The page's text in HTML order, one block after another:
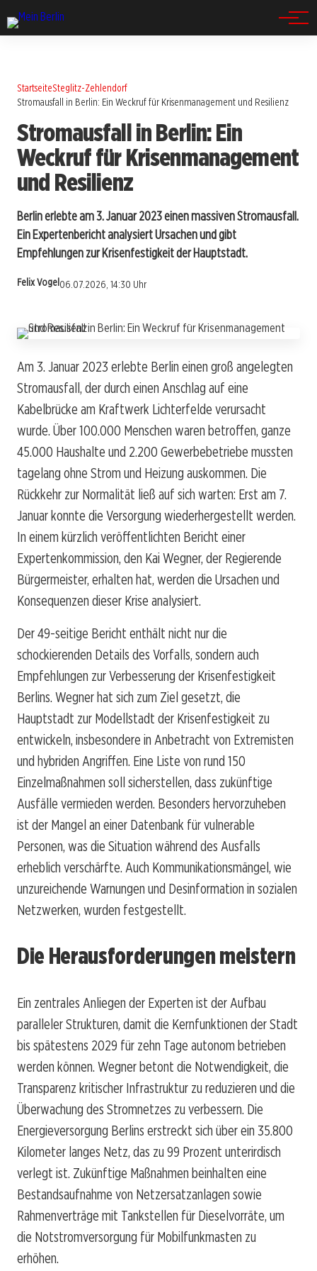
StartseiteSteglitz-Zehlendorf
Stromausfall in Berlin: Ein Weckruf für Krisenmanagement und Resilienz
Stromausfall in Berlin: Ein
Weckruf für Krisenmanagement
und Resilienz
Berlin erlebte am 3. Januar 2023 einen massiven Stromausfall.
Ein Expertenbericht analysiert Ursachen und gibt
Empfehlungen zur Krisenfestigkeit der Hauptstadt.
Felix Vogel 06.07.2026, 14:30 Uhr
Am 3. Januar 2023 erlebte Berlin einen groß angelegten
Stromausfall, der durch einen Anschlag auf eine
Kabelbrücke am Kraftwerk Lichterfelde verursacht
wurde. Über 100.000 Menschen waren betroffen, ganze
45.000 Haushalte und 2.200 Gewerbebetriebe mussten
tagelang ohne Strom und Heizung auskommen. Die
Rückkehr zur Normalität ließ auf sich warten: Erst am 7.
Januar konnte die Versorgung wiederhergestellt werden.
In einem kürzlich veröffentlichten Bericht einer
Expertenkommission, den Kai Wegner, der Regierende
Bürgermeister, erhalten hat, werden die Ursachen und
Konsequenzen dieser Krise analysiert.
Der 49-seitige Bericht enthält nicht nur die
schockierenden Details des Vorfalls, sondern auch
Empfehlungen zur Verbesserung der Krisenfestigkeit
Berlins. Wegner hat sich zum Ziel gesetzt, die
Hauptstadt zur Modellstadt der Krisenfestigkeit zu
entwickeln, insbesondere in Anbetracht von Extremisten
und hybriden Angriffen. Eine Liste von rund 150
Einzelmaßnahmen soll sicherstellen, dass zukünftige
Ausfälle vermieden werden. Besonders hervorzuheben
ist der Mangel an einer Datenbank für vulnerable
Personen, was die Situation während des Ausfalls
erheblich verschärfte. Auch Kommunikationsmängel, wie
unzureichende Warnungen und Desinformation in sozialen
Netzwerken, wurden festgestellt.
Die Herausforderungen meistern
Ein zentrales Anliegen der Experten ist der Aufbau
paralleler Strukturen, damit die Kernfunktionen der Stadt
bis spätestens 2029 für zehn Tage autonom betrieben
werden können. Wegner betont die Notwendigkeit, die
Transparenz kritischer Infrastruktur zu reduzieren und die
Überwachung des Stromnetzes zu verbessern. Die
Energieversorgung Berlins erstreckt sich über ein 35.800
Kilometer langes Netz, das zu 99 Prozent unterirdisch
verlegt ist. Zukünftige Maßnahmen beinhalten eine
Bestandsaufnahme von Netzersatzanlagen sowie
Rahmenverträge mit Tankstellen für Dieselvorräte, um
die Notstromversorgung für Mobilfunkmasten zu
erhöhen.